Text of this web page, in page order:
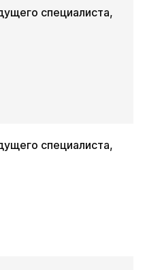
специалиста,
специалиста,